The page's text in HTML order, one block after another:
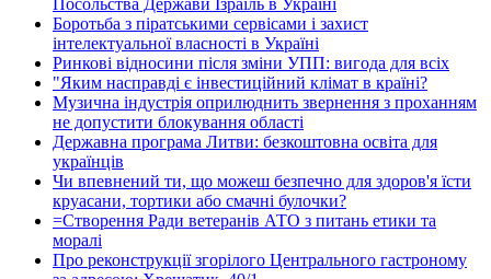
Боротьба з піратськими сервісами і захист
інтелектуальної власності в Україні
Ринкові відносини після зміни УПП: вигода для всіх
"Яким насправді є інвестиційний клімат в країні?
Музична індустрія оприлюднить звернення з проханням
не допустити блокування області
Державна програма Литви: безкоштовна освіта для
українців
Чи впевнений ти, що можеш безпечно для здоров'я їсти
круасани, тортики або смачні булочки?
=Створення Ради ветеранів АТО з питань етики та
моралі
Про реконструкції згорілого Центрального гастроному